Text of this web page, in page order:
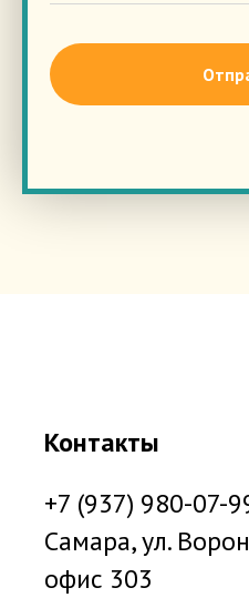
Контакты
+7 (937) 980-07-
Самара, ул.
офис 303